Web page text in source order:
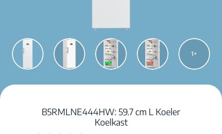
1
B5RMLNE444HW: 59.7 cm L Koeler
Koelkast